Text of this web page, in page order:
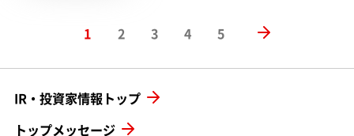
1 2 3 4 5
IR・投資家情報トップ
トップメッセージ